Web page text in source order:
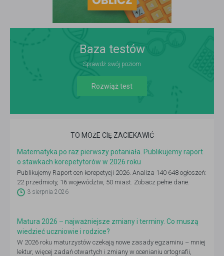
Baza testów
Sprawdź swój poziom
Rozwiąż test
TO MOŻE CIĘ ZACIEKAWIĆ
Matematyka po raz pierwszy potaniała. Publikujemy raport
o stawkach korepetytorów w 2026 roku
Publikujemy Raport cen korepetycji 2026. Analiza 140 648 ogłoszeń:
22 przedmioty, 16 województw, 50 miast. Zobacz pełne dane.
3 sierpnia 2026
Matura 2026 – najważniejsze zmiany i terminy. Co muszą
wiedzieć uczniowie i rodzice?
W 2026 roku maturzystów czekają nowe zasady egzaminu – mniej
lektur, więcej zadań otwartych i zmiany w ocenianiu ortografii,